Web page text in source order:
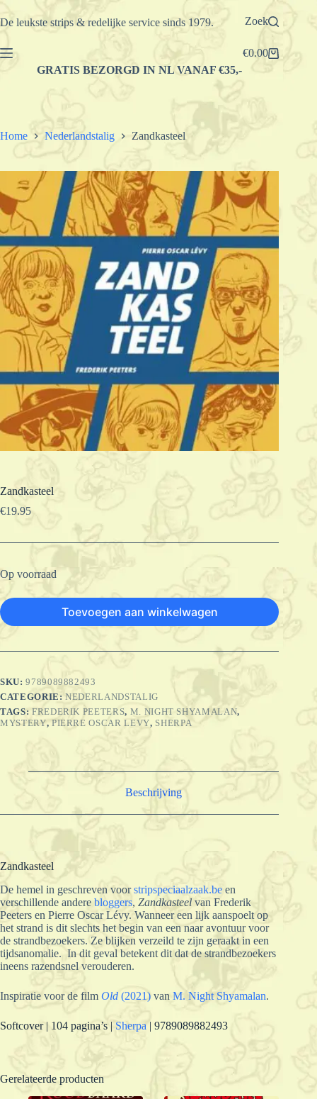
Ga
naar
De leukste strips & redelijke service sinds 1979. Zoek
Winkelwagen
€0.00
GRATIS BEZORGD IN NL VANAF €35,-
Home Nederlandstalig Zandkasteel
Zandkasteel
€19.95
Op voorraad
Toevoegen aan winkelwagen
SKU:9789089882493
CATEGORIE:NEDERLANDSTALIG
TAGS: FREDERIK PEETERS, M. NIGHT SHYAMALAN,
MYSTERY, PIERRE OSCAR LEVY, SHERPA
Beschrijving
Zandkasteel
De hemel in geschreven voorstripspeciaalzaak.be en
verschillende andere bloggers, Zandkasteel van Frederik
Peeters en Pierre Oscar Lévy. Wanneer een lijk aanspoelt op
het strand is dit slechts het begin van een naar avontuur voor
de strandbezoekers. Ze blijken verzeild te zijn geraakt in een
tijdsanomalie. In dit geval betekent dit dat de strandbezoekers
ineens razendsnel verouderen.
Inspiratie voor de film Old (2021) van M. Night Shyamalan.
Softcover | 104 pagina’s | Sherpa | 9789089882493
Gerelateerde producten